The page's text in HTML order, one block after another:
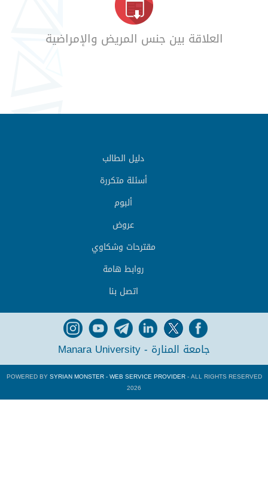
العلاقة بين جنس المريض والإمراضية
دليل الطالب
أسئلة متكررة
ألبوم
عروض
مقترحات وشكاوي
روابط هامة
اتصل بنا
جامعة المنارة - Manara University
POWERED BYSYRIAN MONSTER - WEB SERVICE PROVIDER- ALL RIGHTS RESERVED
2026